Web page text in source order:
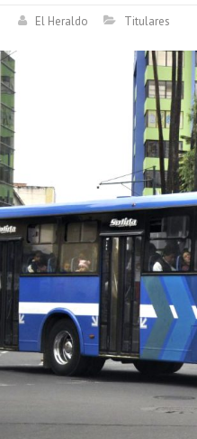
El Heraldo Titulares